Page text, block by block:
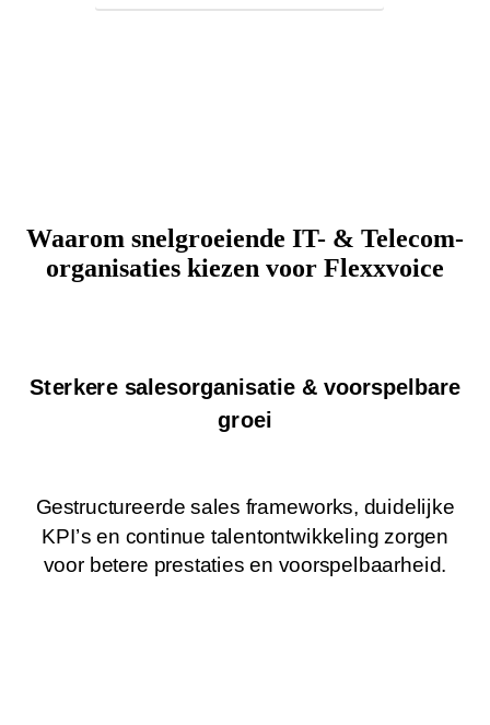
Waarom snelgroeiende IT- & Telecom-
organisaties kiezen voor Flexxvoice
Sterkere salesorganisatie & voorspelbare
groei
Gestructureerde sales frameworks, duidelijke
KPI’s en continue talentontwikkeling zorgen
voor betere prestaties en voorspelbaarheid.